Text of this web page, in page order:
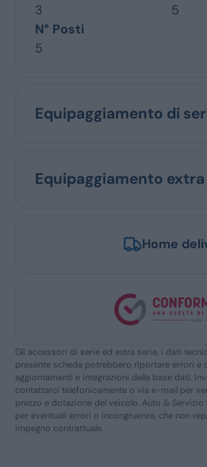
3
5
N° Posti
5
Equipaggiamento di
Equipaggiamento extra
Home
Gli accessori di serie ed extra serie, i dati
presente scheda potrebbero riportare errori e
aggiornamenti e integrazioni della base dati.
contattarci telefonicamente o via e-mail per
prezzo e dotazione del veicolo. Auto & Servizio
per eventuali errori o incongruenze, che non
impegno contrattuale.